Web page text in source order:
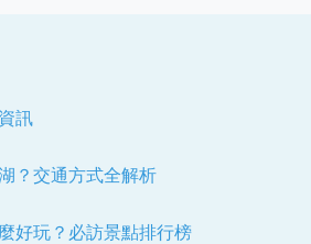
訊
？交通方式全解析
好玩？必訪景點排行榜